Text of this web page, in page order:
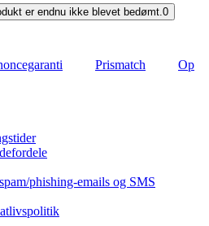
er endnu ikke blevet bedømt.0
Prismatch
Op
phishing-emails og SMS